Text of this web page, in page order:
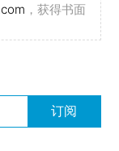
，获得书面
订阅